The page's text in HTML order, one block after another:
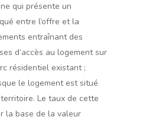
qui présente un
entre l’offre et la
entraînant des
d’accès au logement sur
résidentiel existant ;
le logement est situé
Le taux de cette
la base de la valeur